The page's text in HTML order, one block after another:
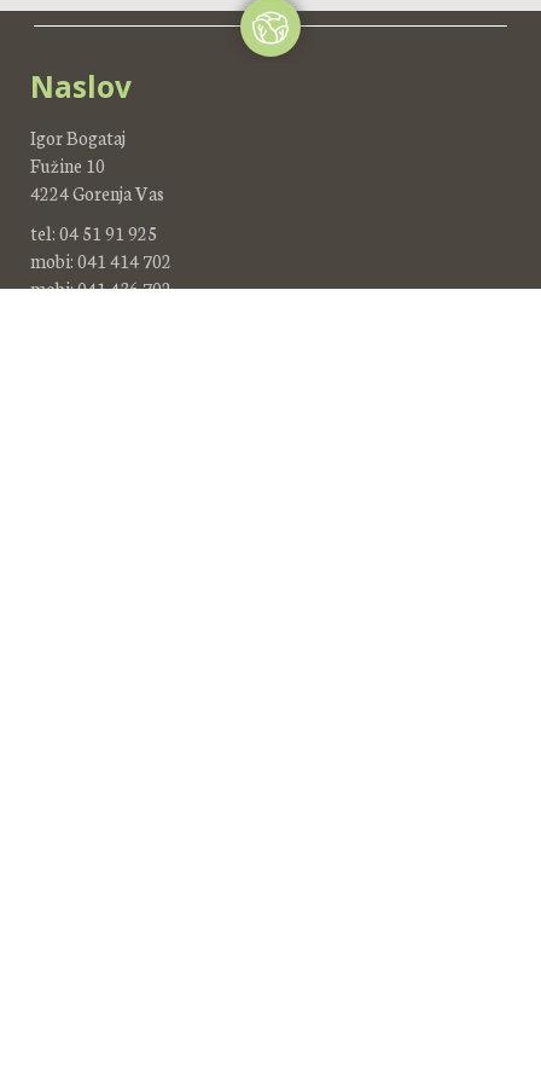
Naslov
Igor Bogataj
Fužine 10
4224 Gorenja Vas
tel: 04 51 91 925
mobi: 041 414 702
mobi: 041 436 702